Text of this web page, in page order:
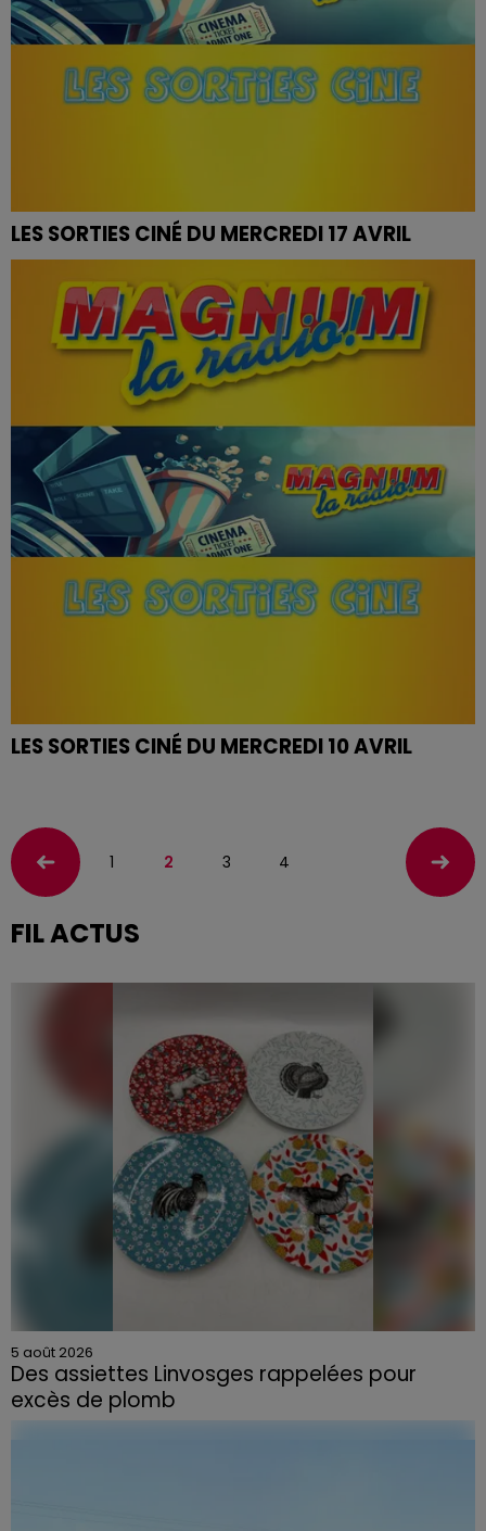
LES SORTIES CINÉ DU MERCREDI 17 AVRIL
LES SORTIES CINÉ DU MERCREDI 10 AVRIL
1 2 3 4
FIL ACTUS
5 août 2026
Des assiettes Linvosges rappelées pour
excès de plomb